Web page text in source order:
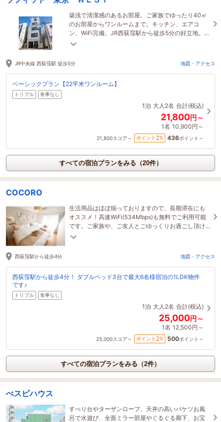
築浅で清潔感のあるお部屋。ご家族でゆったり40㎡
のお部屋からワンルームまで。キッチン、エアコ
ン、WiFi完備。JR西荻窪駅から徒歩5分の好立地。コ
ンビニやスーパーなども近くにあり大変便利です。
JR中央線 西荻窪駅 徒歩5分 地図・アクセス
ベーシックプラン【22平米ワンルーム】
トリプル 食事なし
1泊 大人2名 合計(税込)
21,800円～
1名 10,900円～
21,800スコア～ ポイント 2% 436ポイント～
すべての宿泊プランをみる（20件）
COCORO
生活用品はほぼ揃っておりますので、長期滞在にも
オススメ！高速WiFi(534Mbps)も無料でご利用可能
です。ご家族や、ご友人とごゆっくりお過ごし頂け
ます。
西荻窪駅から徒歩4分 地図・アクセス
西荻窪駅から徒歩4分！ ダブルベッド3台で最大6名様宿泊の1LDK物件
です♪
トリプル 食事なし
1泊 大人2名 合計(税込)
25,000円～
1名 12,500円～
25,000スコア～ ポイント 2% 500ポイント～
すべての宿泊プランをみる（2件）
べスピハウス
すべり台やターザンロープ、天井の高いバケツお風
呂で水遊び、全面ミラー部屋やぐるぐる廊下、お宝